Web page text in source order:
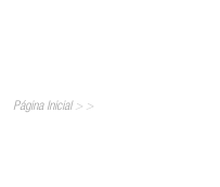
Página Inicial> >